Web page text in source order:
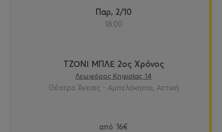
Παρ, 2/10
18:00
ΤΖΟΝΙ ΜΠΛΕ 2ος Χρόνος
Λεωφόρος Κηφισίας 14
Θέατρο Άνεσις - Αμπελόκηποι, Αττική
από 16€